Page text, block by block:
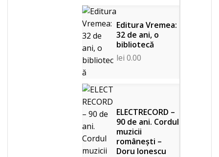
Editura Vremea:
32 de ani, o
bibliotecă
lei 0.00
ELECTRECORD –
90 de ani. Cordul
muzicii
românești –
Doru Ionescu